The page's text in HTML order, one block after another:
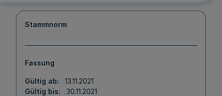
Stammnorm
Fassung
Gültig ab
13.11.2021
Gültig bis
30.11.2021